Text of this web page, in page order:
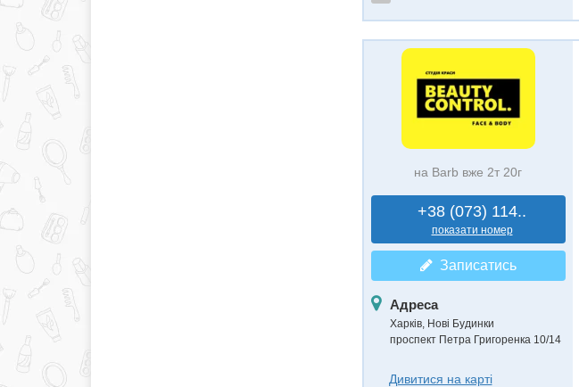
на Barb вже 2т 20г
+38 (073) 114..
показати номер
Записатись
Адреса
Харків, Нові Будинки
проспект Петра Григоренка 10/14
Дивитися на карті